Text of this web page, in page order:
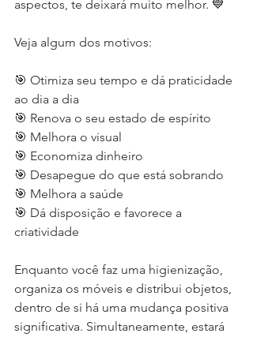
aspectos, te deixará muito melhor. 💙
Veja algum dos motivos:
🎯 Otimiza seu tempo e dá praticidade
ao dia a dia
🎯 Renova o seu estado de espírito
🎯 Melhora o visual
🎯 Economiza dinheiro
🎯 Desapegue do que está sobrando
🎯 Melhora a saúde
🎯 Dá disposição e favorece a
criatividade
Enquanto você faz uma higienização,
organiza os móveis e distribui objetos,
dentro de si há uma mudança positiva
significativa. Simultaneamente, estará